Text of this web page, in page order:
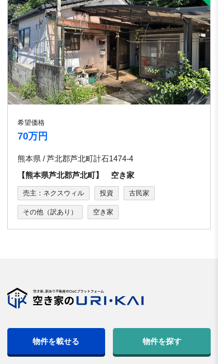
希望価格
70万円
熊本県 / 芦北郡芦北町計石1474-4
【熊本県芦北郡芦北町】 空き家
売主：ネクスウィル 投資 古民家
その他（訳あり） 空き家
物件を載せる 物件を探す